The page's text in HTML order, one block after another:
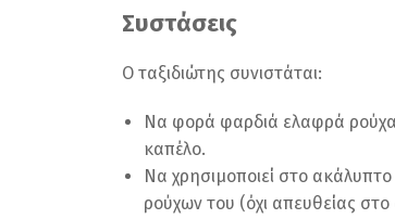
Συστάσεις
Ο ταξιδιώτης συνιστάται:
Να φορά φαρδιά ελαφρά ρούχα
καπέλο.
Να χρησιμοποιεί στο
ρούχων του (όχι απευθείας